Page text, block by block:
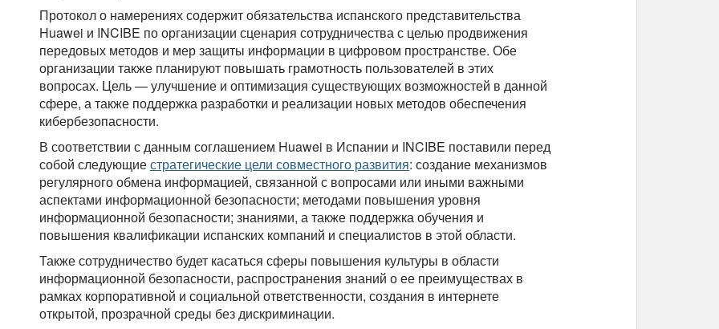
Протокол о намерениях содержит обязательства испанского представительства
Huawei и INCIBE по организации сценария сотрудничества с целью продвижения
передовых методов и мер защиты информации в цифровом пространстве. Обе
организации также планируют повышать грамотность пользователей в этих
вопросах. Цель — улучшение и оптимизация существующих возможностей в данной
сфере, а также поддержка разработки и реализации новых методов обеспечения
кибербезопасности.
В соответствии с данным соглашением Huawei в Испании и INCIBE поставили перед
собой следующиестратегические цели совместного развития: создание механизмов
регулярного обмена информацией, связанной с вопросами или иными важными
аспектами информационной безопасности; методами повышения уровня
информационной безопасности; знаниями, а также поддержка обучения и
повышения квалификации испанских компаний и специалистов в этой области.
Также сотрудничество будет касаться сферы повышения культуры в области
информационной безопасности, распространения знаний о ее преимуществах в
рамках корпоративной и социальной ответственности, создания в интернете
открытой, прозрачной среды без дискриминации.